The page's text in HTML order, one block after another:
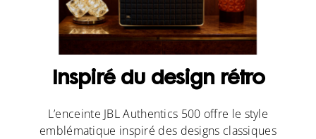
Inspiré du design rétro
L’enceinte JBL Authentics 500 offre le style
emblématique inspiré des designs classiques